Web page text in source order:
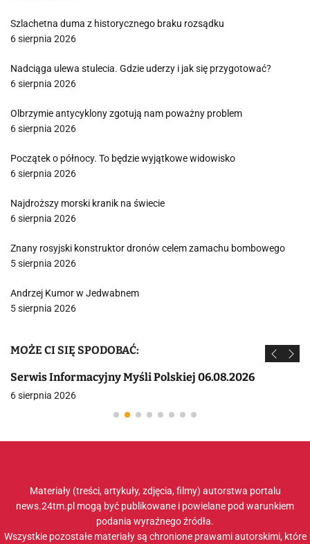
Szlachetna duma z historycznego braku rozsądku
6 sierpnia 2026
Nadciąga ulewa stulecia. Gdzie uderzy i jak się przygotować?
6 sierpnia 2026
Olbrzymie antycyklony zgotują nam poważny problem
6 sierpnia 2026
Początek o północy. To będzie wyjątkowe widowisko
6 sierpnia 2026
Najdroższy morski kranik na świecie
6 sierpnia 2026
Znany rosyjski konstruktor dronów celem zamachu bombowego
5 sierpnia 2026
Andrzej Kumor w Jedwabnem
5 sierpnia 2026
MOŻE CI SIĘ SPODOBAĆ:
Serwis Informacyjny Myśli Polskiej 06.08.2026
6 sierpnia 2026
Materiały (treści, artykuły, zdjęcia, filmy) autorstwa portalu
news.24tm.pl mogą być publikowane i powielane pod warunkiem
podania wyraźnego źródła.
Wszystkie pozostałe materiały są chronione prawami autorskimi, które